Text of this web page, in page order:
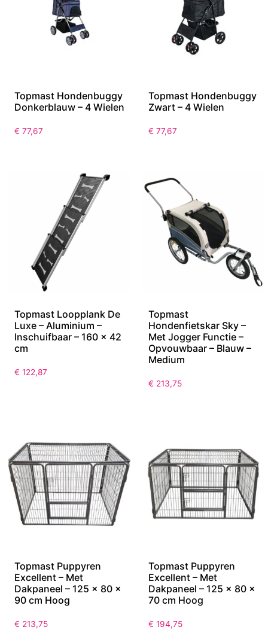
Topmast Hondenbuggy
Donkerblauw – 4 Wielen
€ 77,67
Topmast Hondenbuggy
Zwart – 4 Wielen
€ 77,67
Topmast Loopplank De
Luxe – Aluminium –
Inschuifbaar – 160 x 42
cm
€ 122,87
Topmast
Hondenfietskar Sky –
Met Jogger Functie –
Opvouwbaar – Blauw –
Medium
€ 213,75
Topmast Puppyren
Excellent – Met
Dakpaneel – 125 x 80 x
90 cm Hoog
€ 213,75
Topmast Puppyren
Excellent – Met
Dakpaneel – 125 x 80 x
70 cm Hoog
€ 194,75